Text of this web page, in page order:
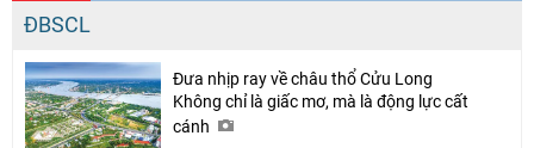
ĐBSCL
Đưa nhịp ray về châu thổ Cửu Long
Không chỉ là giấc mơ, mà là động lực cất
cánh